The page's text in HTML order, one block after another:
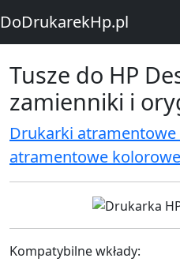
DoDrukarekHp.pl
Tusze do HP
zamienniki i
Drukarki
atramentowe
Kompatybilne wkłady: